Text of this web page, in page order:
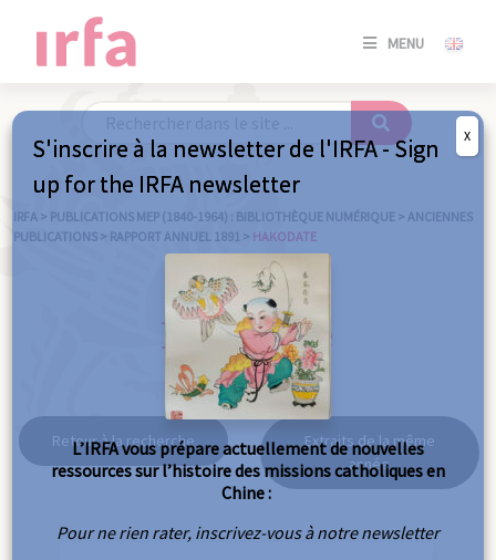
MENU
SE
/
IRFA > PUBLICATIONS MEP (1840-1964) : BIBLIOTHÈQUE NUMÉRIQUE > ANCIENNES
PUBLICATIONS > RAPPORT ANNUEL 1891 > HAKODATE
Hakodate
Retour à la recherche
Extraits de la même
année
S'inscrire à la newsletter de l'IRFA - Sign
up for the IRFA newsletter
L’IRFA vous prépare actuellement de nouvelles
ressources sur l’histoire des missions catholiques en
Chine :
Pour ne rien rater, inscrivez-vous à notre newsletter
X